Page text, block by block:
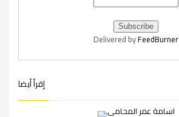
Delivered byFeedBurner
إقرأ أيضا